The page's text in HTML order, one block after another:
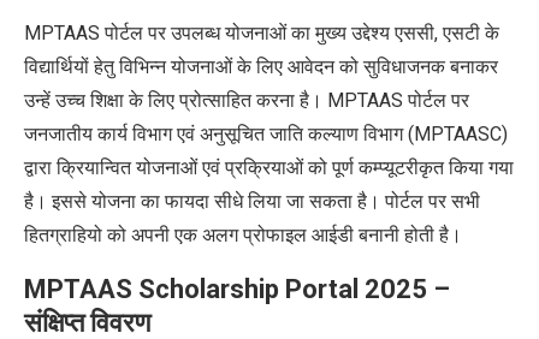
MPTAAS पोर्टल पर उपलब्ध योजनाओं का मुख्य उद्देश्य एससी, एसटी के
विद्यार्थियों हेतु विभिन्न योजनाओं के लिए आवेदन को सुविधाजनक बनाकर
उन्हें उच्च शिक्षा के लिए प्रोत्साहित करना है। MPTAAS पोर्टल पर
जनजातीय कार्य विभाग एवं अनुसूचित जाति कल्याण विभाग (MPTAASC)
द्वारा क्रियान्वित योजनाओं एवं प्रक्रियाओं को पूर्ण कम्प्यूटरीकृत किया गया
है। इससे योजना का फायदा सीधे लिया जा सकता है। पोर्टल पर सभी
हितग्राहियो को अपनी एक अलग प्रोफाइल आईडी बनानी होती है।
MPTAAS Scholarship Portal 2025 –
संक्षिप्त विवरण